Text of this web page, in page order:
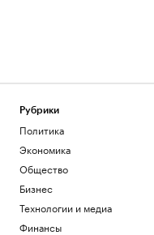
Рубрики
Политика
Экономика
Общество
Бизнес
Технологии и медиа
Финансы